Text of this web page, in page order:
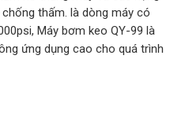
thấm. là dòng máy có
Máy bơm keo QY-99 là
ứng dụng cao cho quá trình